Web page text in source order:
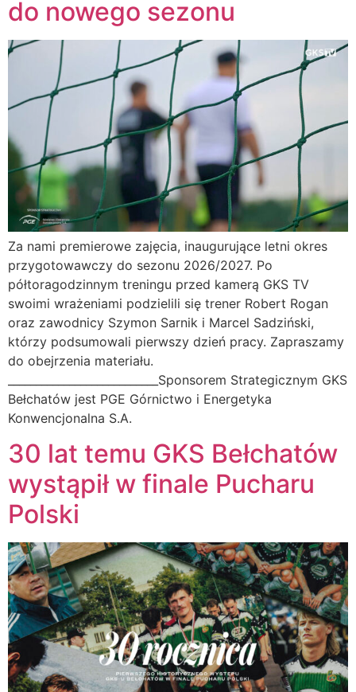
do nowego sezonu
Za nami premierowe zajęcia, inaugurujące letni okres
przygotowawczy do sezonu 2026/2027. Po
półtoragodzinnym treningu przed kamerą GKS TV
swoimi wrażeniami podzielili się trener Robert Rogan
oraz zawodnicy Szymon Sarnik i Marcel Sadziński,
którzy podsumowali pierwszy dzień pracy. Zapraszamy
do obejrzenia materiału.
___________________________Sponsorem Strategicznym GKS
Bełchatów jest PGE Górnictwo i Energetyka
Konwencjonalna S.A.
30 lat temu GKS Bełchatów
wystąpił w finale Pucharu
Polski